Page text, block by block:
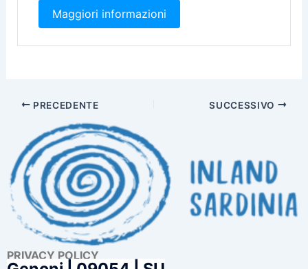
Maggiori informazioni
PRECEDENTE SUCCESSIVO
PRIVACY POLICY